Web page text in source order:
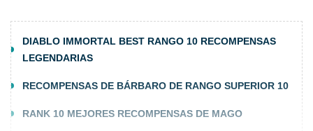
DIABLO IMMORTAL BEST RANGO 10 RECOMPENSAS
LEGENDARIAS
RECOMPENSAS DE BÁRBARO DE RANGO SUPERIOR 10
RANK 10 MEJORES RECOMPENSAS DE MAGO